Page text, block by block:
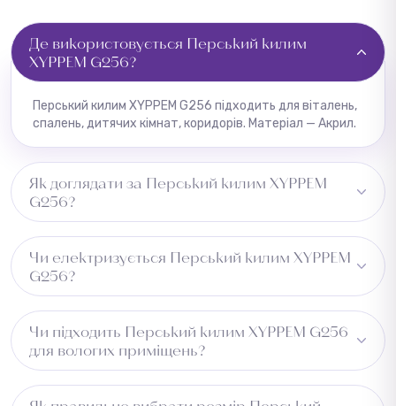
Де використовується Перський килим
XYPPEM G256?
Перський килим XYPPEM G256 підходить для віталень,
спалень, дитячих кімнат, коридорів. Матеріал — Акрил.
Як доглядати за Перський килим XYPPEM
G256?
вологою ганчіркою.
Чи електризується Перський килим XYPPEM
G256?
вологості.
Чи підходить Перський килим XYPPEM G256
для вологих приміщень?